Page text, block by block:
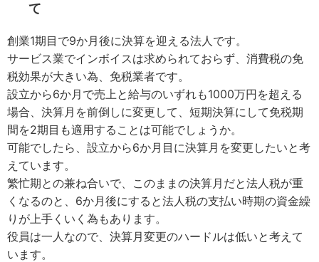
て
創業1期目で9か月後に決算を迎える法人です。
サービス業でインボイスは求められておらず、消費税の免
税効果が大きい為、免税業者です。
設立から6か月で売上と給与のいずれも1000万円を超える
場合、決算月を前倒しに変更して、短期決算にして免税期
間を2期目も適用することは可能でしょうか。
可能でしたら、設立から6か月目に決算月を変更したいと考
えています。
繁忙期との兼ね合いで、このままの決算月だと法人税が重
くなるのと、6か月後にすると法人税の支払い時期の資金繰
りが上手くいく為もあります。
役員は一人なので、決算月変更のハードルは低いと考えて
います。